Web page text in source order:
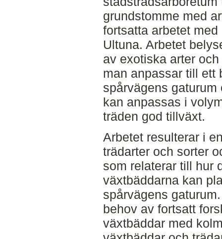
grundstomme med
fortsatta arbetet
Ultuna. Arbetet
av exotiska arter
man anpassar till ett
spårvägens
kan anpassas i
träden god tillväxt.
Arbetet resulterar i
trädarter och sorter
som relaterar till hur
växtbäddarna kan
spårvägens
behov av fortsatt
växtbäddar med